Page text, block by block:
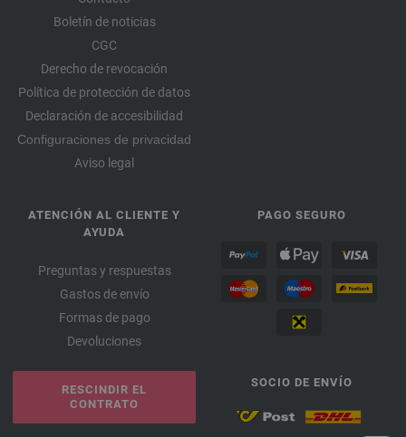
Boletín de noticias
CGC
Derecho de revocación
Política de protección de datos
Declaración de accesibilidad
Configuraciones de privacidad
Aviso legal
ATENCIÓN AL CLIENTE Y
AYUDA
Preguntas y respuestas
Gastos de envío
Formas de pago
Devoluciones
RESCINDIR EL
CONTRATO
PAGO SEGURO
SOCIO DE ENVÍO